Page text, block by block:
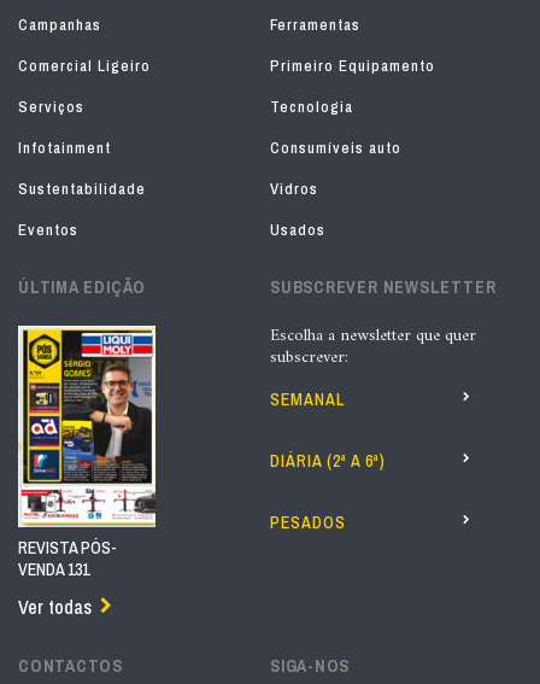
Campanhas
Ferramentas
Comercial Ligeiro
Primeiro Equipamento
Serviços
Tecnologia
Infotainment
Consumíveis auto
Sustentabilidade
Vidros
Eventos
Usados
ÚLTIMA EDIÇÃO
REVISTA PÓS-
VENDA 131
Ver todas
SUBSCREVER NEWSLETTER
Escolha a newsletter que quer
subscrever:
SEMANAL
DIÁRIA (2ª A 6ª)
PESADOS
CONTACTOS SIGA-NOS